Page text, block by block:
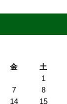
金
土
1
7
8
14
15